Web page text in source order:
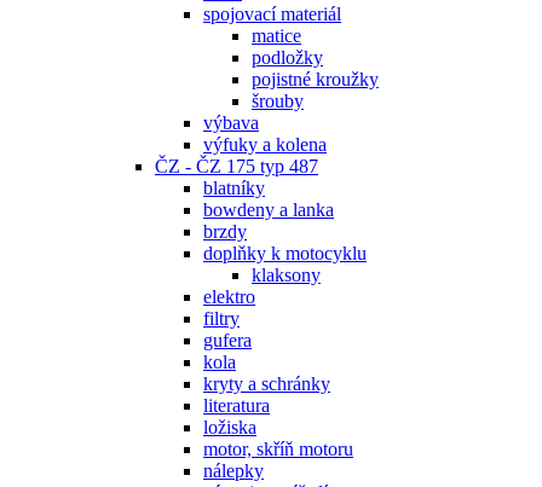
spojovací materiál
matice
podložky
pojistné kroužky
šrouby
výbava
výfuky a kolena
ČZ - ČZ 175 typ 487
blatníky
bowdeny a lanka
brzdy
doplňky k motocyklu
klaksony
elektro
filtry
gufera
kola
kryty a schránky
literatura
ložiska
motor, skříň motoru
nálepky